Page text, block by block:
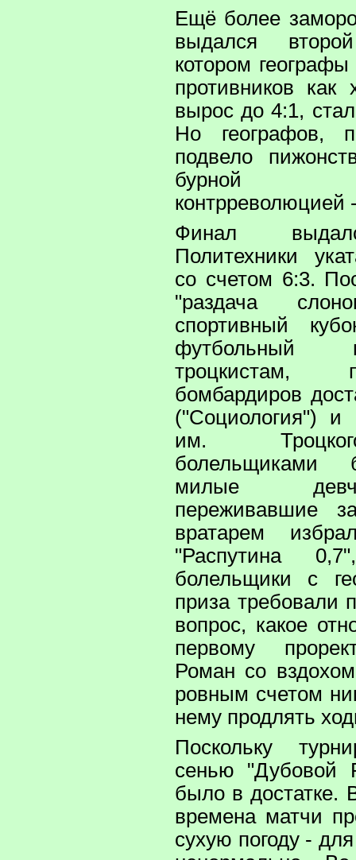
Ещё более
выдался
котором
противников как
вырос до 4:1,
Но географов,
подвело
бурной
контрреволюцией
Финал
Политехники
со счетом 6:3.
"раздача
спортивный
футбольный
троцкистам,
бомбардиров
("Социология")
им.
болельщиками
милые
переживавшие
вратарем
"Распутина
болельщики с
приза требовали
вопрос, какое
первому
Роман со
ровным счетом
нему продлять
Поскольку
сенью "Дубовой
было в достатке.
времена матчи
сухую погоду -